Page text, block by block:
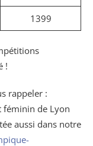
1399
!
rappeler :
féminin de Lyon
aussi dans notre